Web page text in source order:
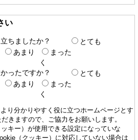
い
ちましたか？
とても
あまり
まった
く
ったですか？
とても
あまり
まった
く
り分かりやすく役に立つホームページとす
きますので、ご協力をお願いします。
キー）が使用できる設定になっていな
（クッキー）に対応していない場合は